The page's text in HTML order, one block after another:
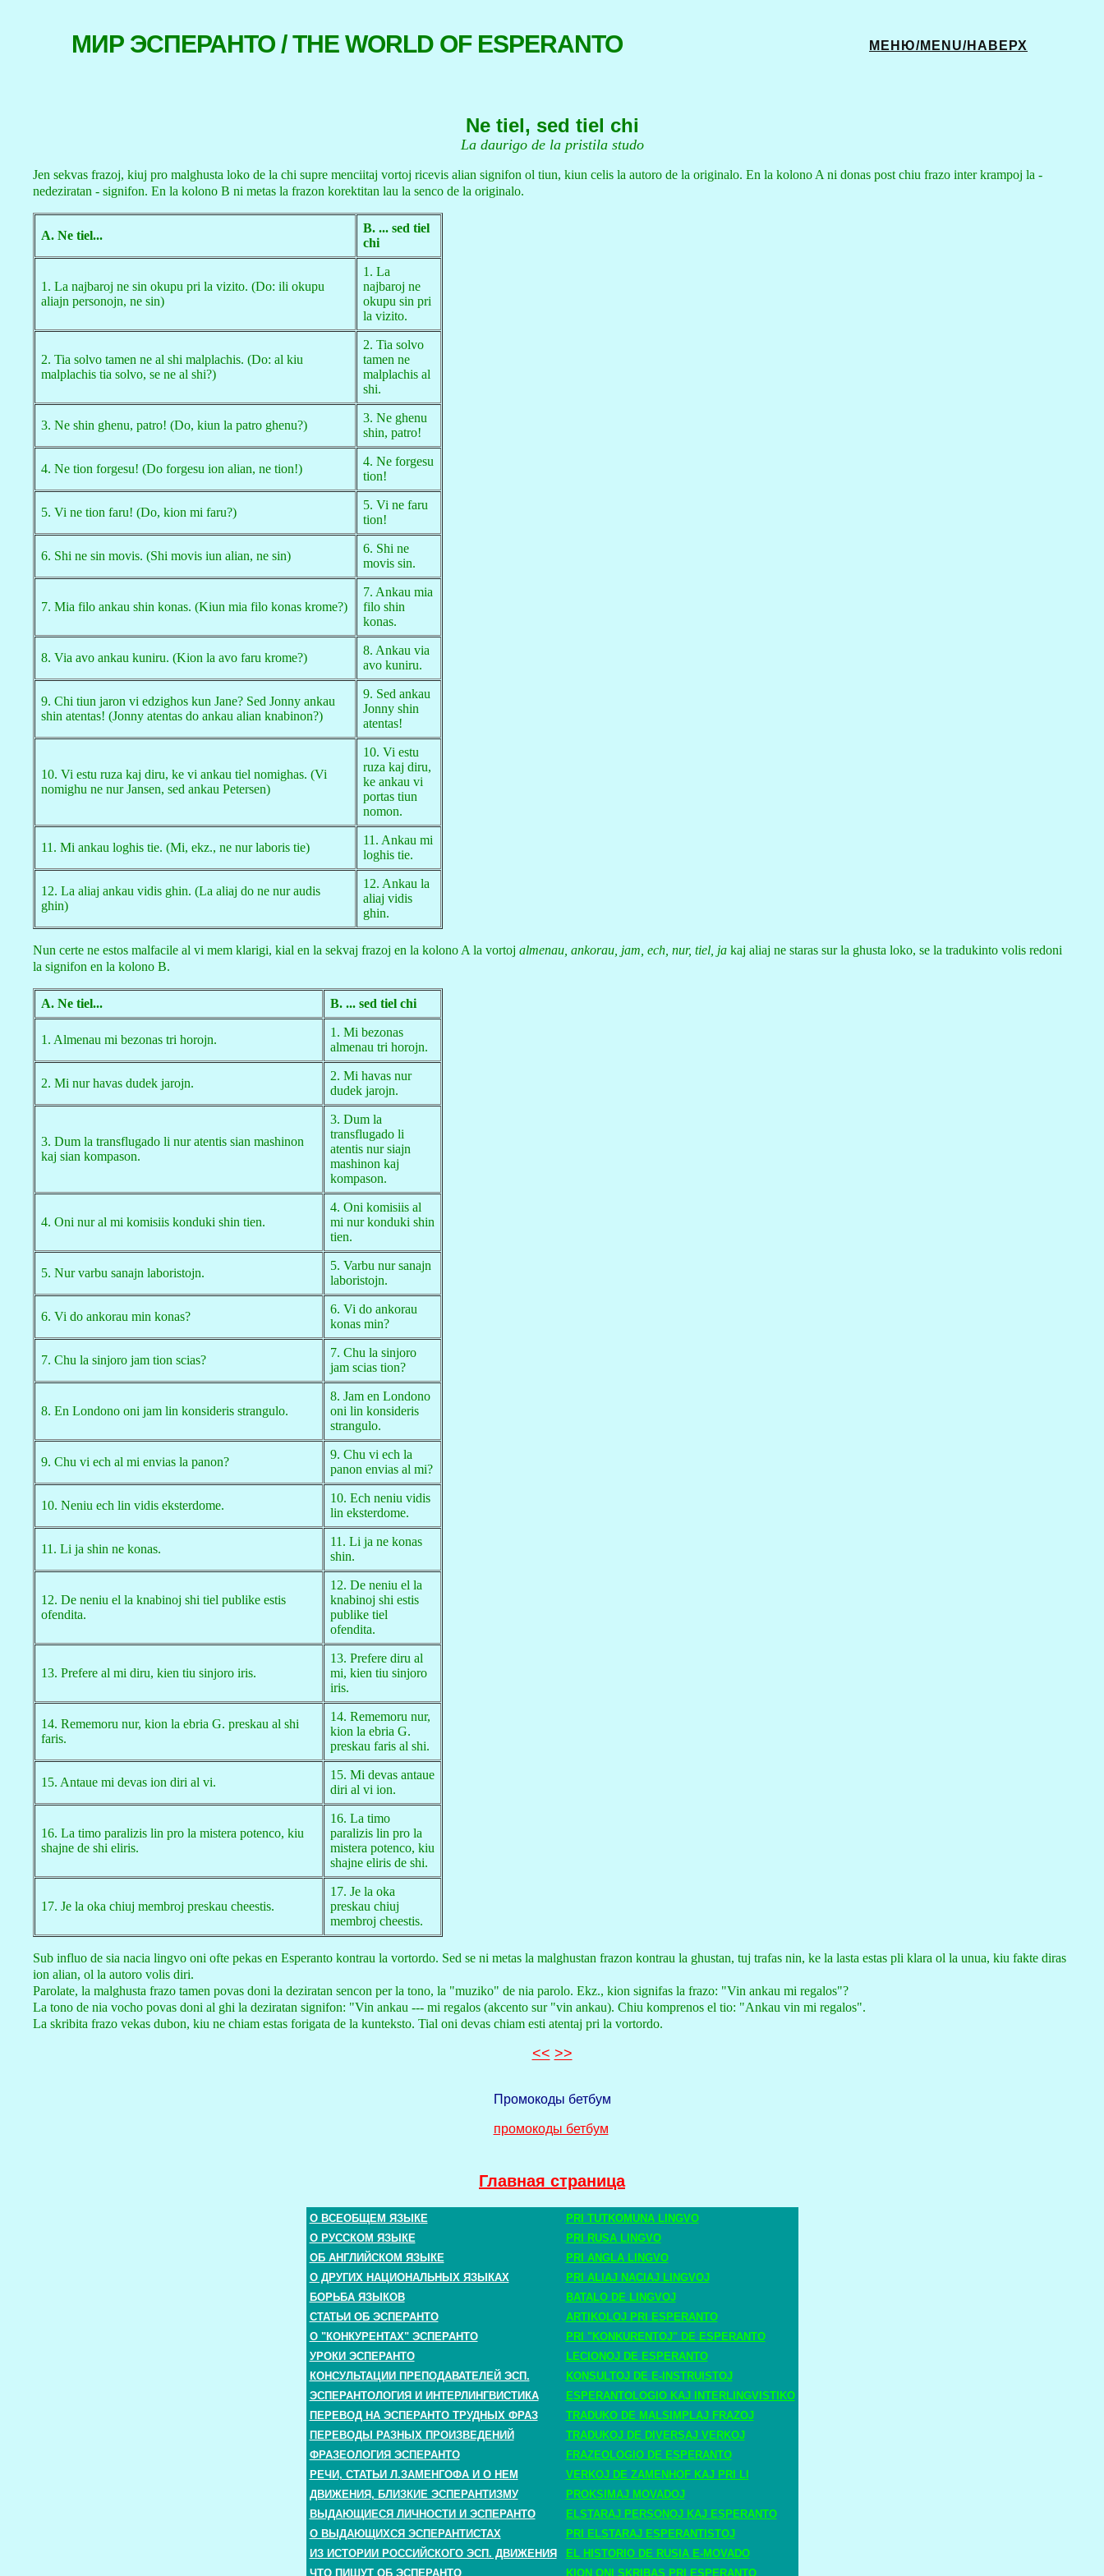
МИР ЭСПЕРАНТО / THE WORLD OF ESPERANTO МЕНЮ/MENU/НАВЕРХ
Ne tiel, sed tiel chi
La daurigo de la pristila studo
Jen sekvas frazoj, kiuj pro malghusta loko de la chi supre menciitaj vortoj ricevis alian signifon ol tiun, kiun celis la autoro de la originalo. En la kolono A ni donas post chiu frazo inter krampoj la -
nedeziratan - signifon. En la kolono B ni metas la frazon korektitan lau la senco de la originalo.
A. Ne tiel...
B. ... sed tiel
chi
1. La najbaroj ne sin okupu pri la vizito. (Do: ili okupu
aliajn personojn, ne sin)
1. La
najbaroj ne
okupu sin pri
la vizito.
2. Tia solvo tamen ne al shi malplachis. (Do: al kiu
malplachis tia solvo, se ne al shi?)
2. Tia solvo
tamen ne
malplachis al
shi.
3. Ne shin ghenu, patro! (Do, kiun la patro ghenu?)
3. Ne ghenu
shin, patro!
4. Ne tion forgesu! (Do forgesu ion alian, ne tion!)
4. Ne forgesu
tion!
5. Vi ne tion faru! (Do, kion mi faru?)
5. Vi ne faru
tion!
6. Shi ne sin movis. (Shi movis iun alian, ne sin)
6. Shi ne
movis sin.
7. Mia filo ankau shin konas. (Kiun mia filo konas krome?)
7. Ankau mia
filo shin
konas.
8. Via avo ankau kuniru. (Kion la avo faru krome?)
8. Ankau via
avo kuniru.
9. Chi tiun jaron vi edzighos kun Jane? Sed Jonny ankau
shin atentas! (Jonny atentas do ankau alian knabinon?)
9. Sed ankau
Jonny shin
atentas!
10. Vi estu ruza kaj diru, ke vi ankau tiel nomighas. (Vi
nomighu ne nur Jansen, sed ankau Petersen)
10. Vi estu
ruza kaj diru,
ke ankau vi
portas tiun
nomon.
11. Mi ankau loghis tie. (Mi, ekz., ne nur laboris tie)
11. Ankau mi
loghis tie.
12. La aliaj ankau vidis ghin. (La aliaj do ne nur audis
ghin)
12. Ankau la
aliaj vidis
ghin.
Nun certe ne estos malfacile al vi mem klarigi, kial en la sekvaj frazoj en la kolono A la vortoj almenau, ankorau, jam, ech, nur, tiel, ja kaj aliaj ne staras sur la ghusta loko, se la tradukinto volis redoni
la signifon en la kolono B.
A. Ne tiel... B. ... sed tiel chi
1. Almenau mi bezonas tri horojn.
1. Mi bezonas
almenau tri horojn.
2. Mi nur havas dudek jarojn.
2. Mi havas nur
dudek jarojn.
3. Dum la transflugado li nur atentis sian mashinon
kaj sian kompason.
3. Dum la
transflugado li
atentis nur siajn
mashinon kaj
kompason.
4. Oni nur al mi komisiis konduki shin tien.
4. Oni komisiis al
mi nur konduki shin
tien.
5. Nur varbu sanajn laboristojn.
5. Varbu nur sanajn
laboristojn.
6. Vi do ankorau min konas?
6. Vi do ankorau
konas min?
7. Chu la sinjoro jam tion scias?
7. Chu la sinjoro
jam scias tion?
8. En Londono oni jam lin konsideris strangulo.
8. Jam en Londono
oni lin konsideris
strangulo.
9. Chu vi ech al mi envias la panon?
9. Chu vi ech la
panon envias al mi?
10. Neniu ech lin vidis eksterdome.
10. Ech neniu vidis
lin eksterdome.
11. Li ja shin ne konas.
11. Li ja ne konas
shin.
12. De neniu el la knabinoj shi tiel publike estis
ofendita.
12. De neniu el la
knabinoj shi estis
publike tiel
ofendita.
13. Prefere al mi diru, kien tiu sinjoro iris.
13. Prefere diru al
mi, kien tiu sinjoro
iris.
14. Rememoru nur, kion la ebria G. preskau al shi
faris.
14. Rememoru nur,
kion la ebria G.
preskau faris al shi.
15. Antaue mi devas ion diri al vi.
15. Mi devas antaue
diri al vi ion.
16. La timo paralizis lin pro la mistera potenco, kiu
shajne de shi eliris.
16. La timo
paralizis lin pro la
mistera potenco, kiu
shajne eliris de shi.
17. Je la oka chiuj membroj preskau cheestis.
17. Je la oka
preskau chiuj
membroj cheestis.
Sub influo de sia nacia lingvo oni ofte pekas en Esperanto kontrau la vortordo. Sed se ni metas la malghustan frazon kontrau la ghustan, tuj trafas nin, ke la lasta estas pli klara ol la unua, kiu fakte diras
ion alian, ol la autoro volis diri.
Parolate, la malghusta frazo tamen povas doni la deziratan sencon per la tono, la "muziko" de nia parolo. Ekz., kion signifas la frazo: "Vin ankau mi regalos"?
La tono de nia vocho povas doni al ghi la deziratan signifon: "Vin ankau --- mi regalos (akcento sur "vin ankau). Chiu komprenos el tio: "Ankau vin mi regalos".
La skribita frazo vekas dubon, kiu ne chiam estas forigata de la kunteksto. Tial oni devas chiam esti atentaj pri la vortordo.
<< >>
Промокоды бетбум
промокоды бетбум
Главная страница
О ВСЕОБЩЕМ ЯЗЫКЕ
PRI TUTKOMUNA LINGVO
О РУССКОМ ЯЗЫКЕ
PRI RUSA LINGVO
ОБ АНГЛИЙСКОМ ЯЗЫКЕ
PRI ANGLA LINGVO
О ДРУГИХ НАЦИОНАЛЬНЫХ ЯЗЫКАХ
PRI ALIAJ NACIAJ LINGVOJ
БОРЬБА ЯЗЫКОВ
BATALO DE LINGVOJ
СТАТЬИ ОБ ЭСПЕРАНТО
ARTIKOLOJ PRI ESPERANTO
О "КОНКУРЕНТАХ" ЭСПЕРАНТО
PRI "KONKURENTOJ" DE ESPERANTO
УРОКИ ЭСПЕРАНТО
LECIONOJ DE ESPERANTO
КОНСУЛЬТАЦИИ ПРЕПОДАВАТЕЛЕЙ ЭСП.
KONSULTOJ DE E-INSTRUISTOJ
ЭСПЕРАНТОЛОГИЯ И ИНТЕРЛИНГВИСТИКА
ESPERANTOLOGIO KAJ INTERLINGVISTIKO
ПЕРЕВОД НА ЭСПЕРАНТО ТРУДНЫХ ФРАЗ
TRADUKO DE MALSIMPLAJ FRAZOJ
ПЕРЕВОДЫ РАЗНЫХ ПРОИЗВЕДЕНИЙ
TRADUKOJ DE DIVERSAJ VERKOJ
ФРАЗЕОЛОГИЯ ЭСПЕРАНТО
FRAZEOLOGIO DE ESPERANTO
РЕЧИ, СТАТЬИ Л.ЗАМЕНГОФА И О НЕМ
VERKOJ DE ZAMENHOF KAJ PRI LI
ДВИЖЕНИЯ, БЛИЗКИЕ ЭСПЕРАНТИЗМУ
PROKSIMAJ MOVADOJ
ВЫДАЮЩИЕСЯ ЛИЧНОСТИ И ЭСПЕРАНТО
ELSTARAJ PERSONOJ KAJ ESPERANTO
О ВЫДАЮЩИХСЯ ЭСПЕРАНТИСТАХ
PRI ELSTARAJ ESPERANTISTOJ
ИЗ ИСТОРИИ РОССИЙСКОГО ЭСП. ДВИЖЕНИЯ
EL HISTORIO DE RUSIA E-MOVADO
ЧТО ПИШУТ ОБ ЭСПЕРАНТО
KION ONI SKRIBAS PRI ESPERANTO